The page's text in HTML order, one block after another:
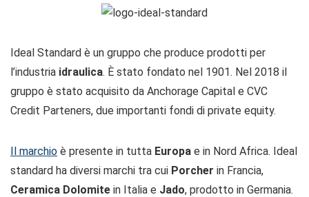
Ideal Standard è un gruppo che produce prodotti per
l’industria idraulica. È stato fondato nel 1901. Nel 2018 il
gruppo è stato acquisito da Anchorage Capital e CVC
Credit Parteners, due importanti fondi di private equity.
Il marchio è presente in tutta Europa e in Nord Africa. Ideal
standard ha diversi marchi tra cui Porcher in Francia,
Ceramica Dolomite in Italia e Jado, prodotto in Germania.